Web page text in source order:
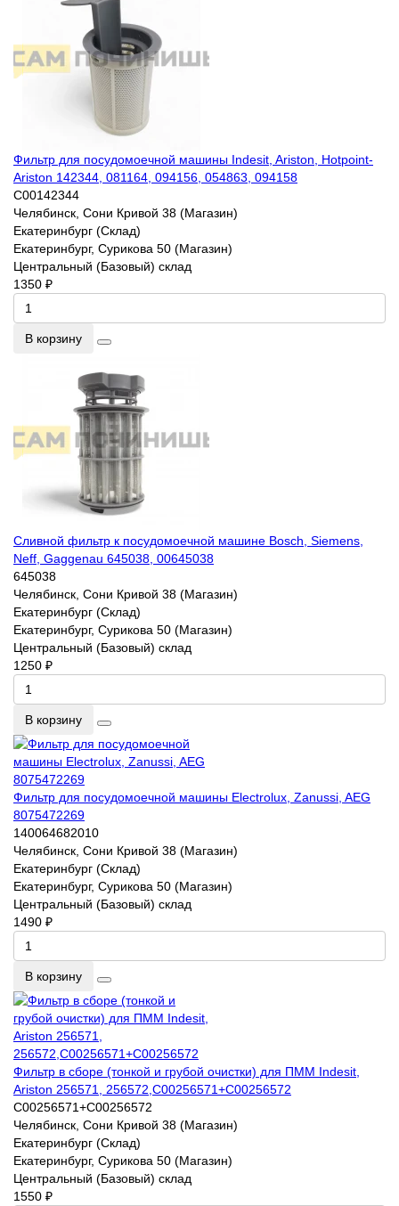
Фильтр для посудомоечной машины Indesit, Ariston, Hotpoint-
Ariston 142344, 081164, 094156, 054863, 094158
C00142344
Челябинск, Сони Кривой 38 (Магазин)
Екатеринбург (Склад)
Екатеринбург, Сурикова 50 (Магазин)
Центральный (Базовый) склад
1350 ₽
В корзину
Сливной фильтр к посудомоечной машине Bosch, Siemens,
Neff, Gaggenau 645038, 00645038
645038
Челябинск, Сони Кривой 38 (Магазин)
Екатеринбург (Склад)
Екатеринбург, Сурикова 50 (Магазин)
Центральный (Базовый) склад
1250 ₽
В корзину
Фильтр для посудомоечной машины Electrolux, Zanussi, AEG
8075472269
140064682010
Челябинск, Сони Кривой 38 (Магазин)
Екатеринбург (Склад)
Екатеринбург, Сурикова 50 (Магазин)
Центральный (Базовый) склад
1490 ₽
В корзину
Фильтр в сборе (тонкой и грубой очистки) для ПММ Indesit,
Ariston 256571, 256572,C00256571+C00256572
C00256571+C00256572
Челябинск, Сони Кривой 38 (Магазин)
Екатеринбург (Склад)
Екатеринбург, Сурикова 50 (Магазин)
Центральный (Базовый) склад
1550 ₽